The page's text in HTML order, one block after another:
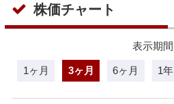
株価チャート
表示期間
1ヶ月 3ヶ月 6ヶ月 1年